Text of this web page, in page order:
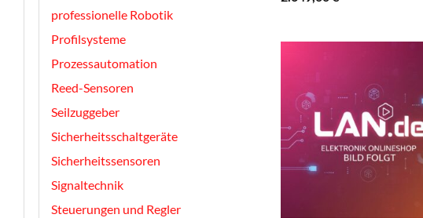
professionelle Robotik
Profilsysteme
Prozessautomation
Reed-Sensoren
Seilzuggeber
Sicherheitsschaltgeräte
Sicherheitssensoren
Signaltechnik
Steuerungen und Regler